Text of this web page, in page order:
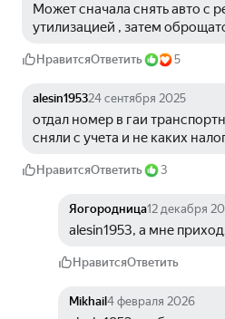
Может сначала снять авто с
утилизацией , затем
НравитсяОтветить 5
alesin195324 сентября 2025
отдал номер в гаи
сняли с учета и не каких
НравитсяОтветить 3
Яогородница12 декабря
alesin1953, а мне
НравитсяОтветить
Mikhail 4 февраля 2026